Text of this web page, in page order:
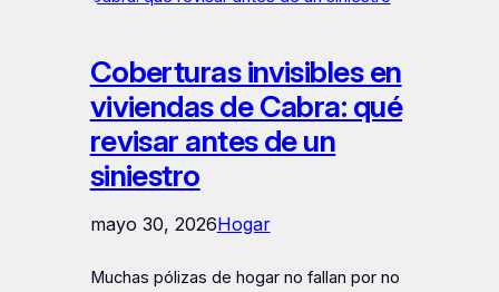
Coberturas invisibles en
viviendas de Cabra: qué
revisar antes de un
siniestro
mayo 30, 2026Hogar
Muchas pólizas de hogar no fallan por no